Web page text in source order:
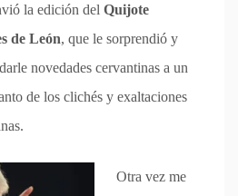
la edición del Quijote
de León, que le sorprendió y
novedades cervantinas a un
de los clichés y exaltaciones
Otra vez me